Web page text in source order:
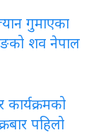
गुमाएका
शव नेपाल
कार्यक्रमको
पहिलो